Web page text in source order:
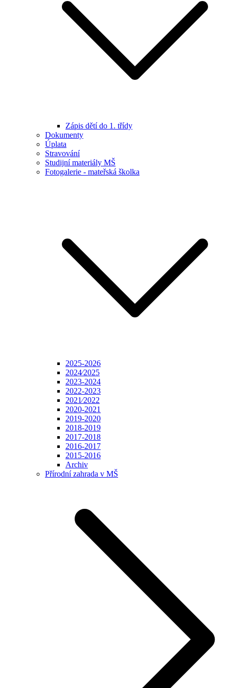
Zápis dětí do 1. třídy
Dokumenty
Úplata
Stravování
Studijní materiály MŠ
Fotogalerie - mateřská školka
2025-2026
2024⁄2025
2023-2024
2022-2023
2021⁄2022
2020-2021
2019-2020
2018-2019
2017-2018
2016-2017
2015-2016
Archiv
Přírodní zahrada v MŠ